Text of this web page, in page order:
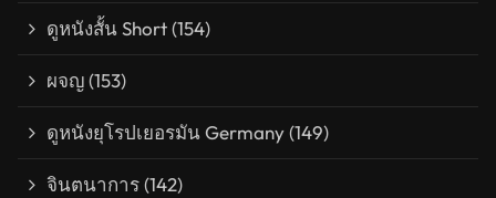
ดูหนังสั้น Short(154)
ผจญ(153)
ดูหนังยุโรปเยอรมัน Germany(149)
จินตนาการ(142)